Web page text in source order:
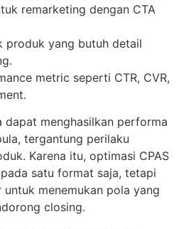
remarketing dengan CTA
produk yang butuh detail
metric seperti CTR, CVR,
dapat menghasilkan performa
tergantung perilaku
Karena itu, optimasi CPAS
satu format saja, tetapi
menemukan pola yang
closing.